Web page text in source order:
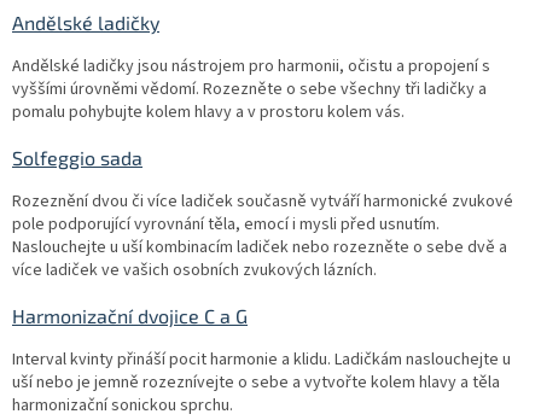
Andělské ladičky
Andělské ladičky jsou nástrojem pro harmonii, očistu a propojení s
vyššími úrovněmi vědomí. Rozezněte o sebe všechny tři ladičky a
pomalu pohybujte kolem hlavy a v prostoru kolem vás.
Solfeggio sada
Rozeznění dvou či více ladiček současně vytváří harmonické zvukové
pole podporující vyrovnání těla, emocí i mysli před usnutím.
Naslouchejte u uší kombinacím ladiček nebo rozezněte o sebe dvě a
více ladiček ve vašich osobních zvukových lázních.
Harmonizační dvojice C a G
Interval kvinty přináší pocit harmonie a klidu. Ladičkám naslouchejte u
uší nebo je jemně rozeznívejte o sebe a vytvořte kolem hlavy a těla
harmonizační sonickou sprchu.